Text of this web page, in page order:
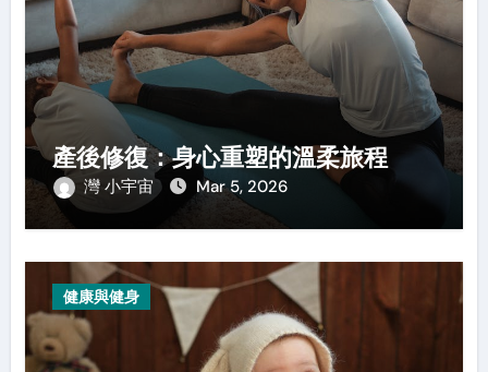
產後修復：身心重塑的溫柔旅程
灣 小宇宙 Mar 5, 2026
健康與健身